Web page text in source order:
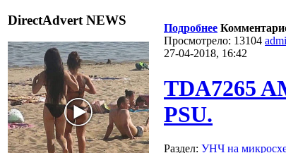
DirectAdvert NEWS
Подробнее
Просмотрело: 13104
27-04-2018, 16:42
TDA7265
PSU.
Раздел: УНЧ на